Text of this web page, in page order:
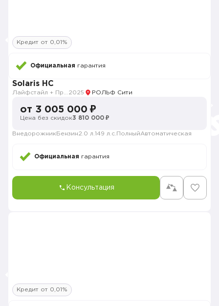
Кредит от 0,01%
Официальная гарантия
Solaris HC
2025 РОЛЬФ Сити
от 3 005 000 ₽
Цена без скидок3 810 000 ₽
Внедорожник Бензин2.0 л. 149 л.с. ПолныйАвтоматическая
Официальная гарантия
Консультация
Кредит от 0,01%